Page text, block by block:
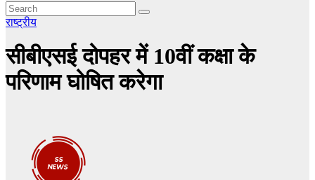
राष्ट्रीय
सीबीएसई दोपहर में 10वीं कक्षा के
परिणाम घोषित करेगा